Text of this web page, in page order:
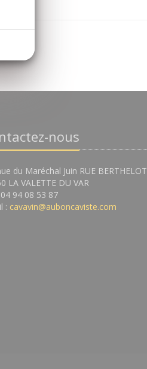
nous
du Maréchal Juin RUE BERTHELOT
LA VALETTE DU VAR
94 08 53 87
: cavavin@auboncaviste.com